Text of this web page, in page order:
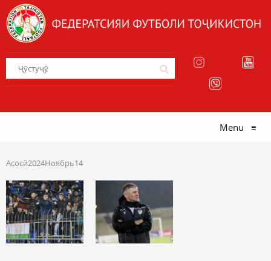
Menu ≡
Асосӣ2024Ноябрь14